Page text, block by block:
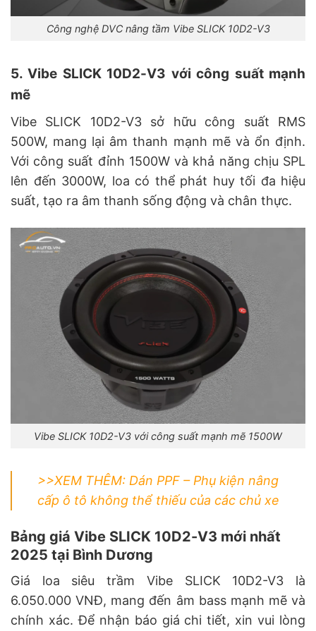
Công nghệ DVC nâng tầm Vibe SLICK 10D2-V3
5. Vibe SLICK 10D2-V3 với công suất mạnh
mẽ
Vibe SLICK 10D2-V3 sở hữu công suất RMS
500W, mang lại âm thanh mạnh mẽ và ổn định.
Với công suất đỉnh 1500W và khả năng chịu SPL
lên đến 3000W, loa có thể phát huy tối đa hiệu
suất, tạo ra âm thanh sống động và chân thực.
Vibe SLICK 10D2-V3 với công suất mạnh mẽ 1500W
>>XEM THÊM: Dán PPF – Phụ kiện nâng
cấp ô tô không thể thiếu của các chủ xe
Bảng giá Vibe SLICK 10D2-V3 mới nhất
2025 tại Bình Dương
Giá loa siêu trầm Vibe SLICK 10D2-V3 là
6.050.000 VNĐ, mang đến âm bass mạnh mẽ và
chính xác. Để nhận báo giá chi tiết, xin vui lòng